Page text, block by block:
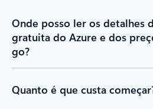
Onde posso ler os detalhes
gratuita do Azure e dos
go?
Quanto é que custa